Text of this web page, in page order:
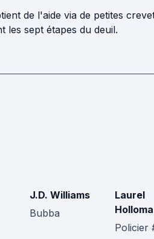
de l'aide via de petites
les sept étapes du deuil.
J.D. Williams
Bubba
Laurel
Policier